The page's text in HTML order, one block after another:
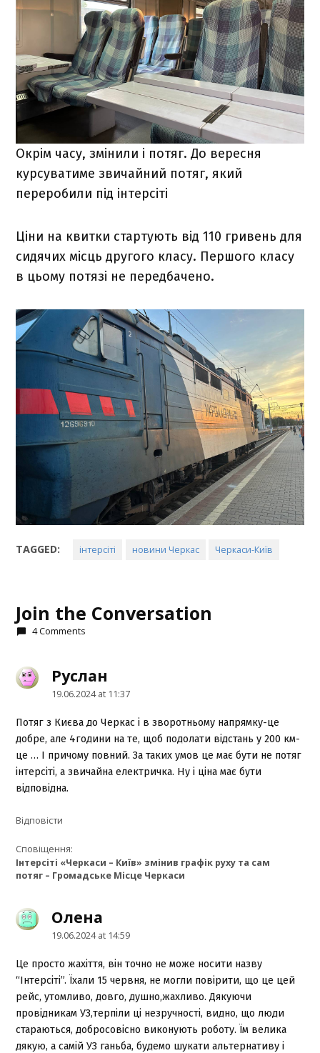
Окрім часу, змінили і потяг. До вересня
курсуватиме звичайний потяг, який
переробили під інтерсіті
Ціни на квитки стартують від 110 гривень для
сидячих місць другого класу. Першого класу
в цьому потязі не передбачено.
TAGGED: інтерсіті новини Черкас Черкаси-Київ
Join the Conversation
4 Comments
Руслан
19.06.2024 at 11:37
Потяг з Києва до Черкас і в зворотньому напрямку-це
добре, але 4години на те, щоб подолати відстань у 200 км-
це … І причому повний. За таких умов це має бути не потяг
інтерсіті, а звичайна електричка. Ну і ціна має бути
відповідна.
Відповіcти
Сповіщення:
Інтерсіті «Черкаси – Київ» змінив графік руху та сам
потяг – Громадське Місце Черкаси
Оленаsays:
19.06.2024 at 14:59
Це просто жахіття, він точно не може носити назву
“Інтерсіті”. Їхали 15 червня, не могли повірити, що це цей
рейс, утомливо, довго, душно,жахливо. Дякуючи
провідникам УЗ,терпіли ці незручності, видно, що люди
стараються, добросовісно виконують роботу. Їм велика
дякую, а самій УЗ ганьба, будемо шукати альтернативу і